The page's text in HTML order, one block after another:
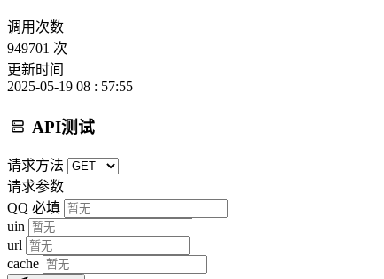
调用次数
949701 次
更新时间
2025-05-19 08 : 57:55
API测试
请求方法
请求参数
QQ 必填
uin
url
cache